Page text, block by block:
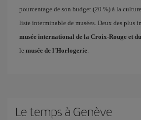
pourcentage de son budget (20 %) à la
liste interminable de musées. Deux des plus
musée international de la Croix-Rouge et
le musée de l'Horlogerie.
Le temps à Genève